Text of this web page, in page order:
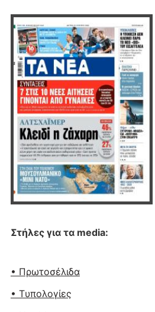
Στήλες για τα media:
• Πρωτοσέλιδα
• Tυπολογίες